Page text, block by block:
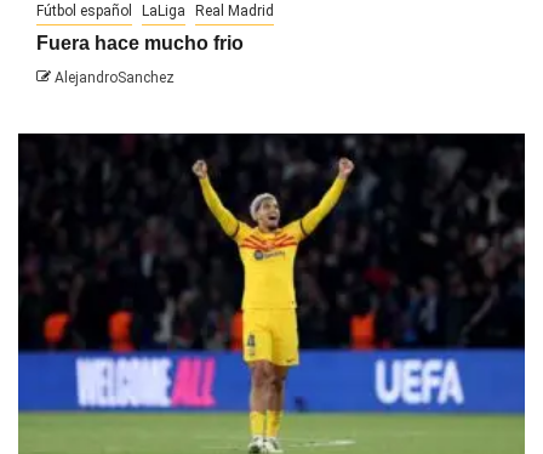
Fútbol español LaLiga Real Madrid
Fuera hace mucho frio
AlejandroSanchez